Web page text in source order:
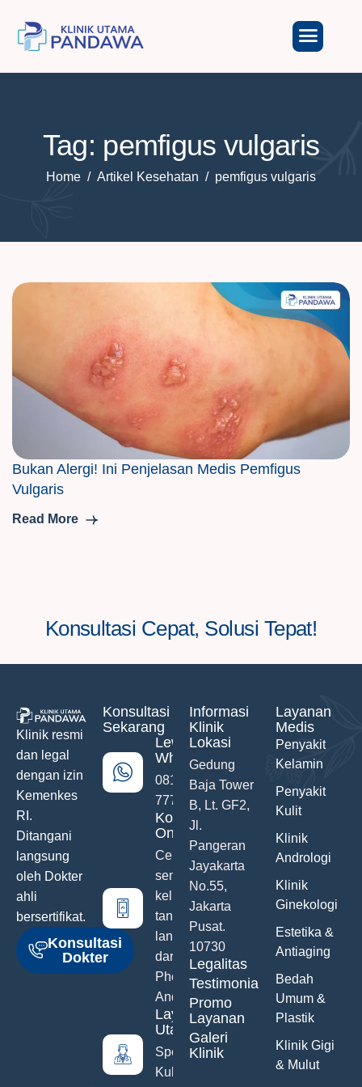
Tag: pemfigus vulgaris
Home Artikel Kesehatan pemfigus vulgaris
Bukan Alergi! Ini Penjelasan Medis Pemfigus
Vulgaris
Read More
Konsultasi Cepat, Solusi Tepat!
Klinik resmi
dan legal
dengan izin
Kemenkes
RI.
Ditangani
langsung
oleh Dokter
ahli
bersertifikat.
Konsultasi
Dokter
Konsultasi
Sekarang
Lewat
WhatsApp
0811-742-
777
Konsultasi
Online
Ceritakan
semua
keluhanmu
tanpa malu
langsung
dari Hand
Phone
Anda
Layanan
Utama
Spesialis
Kulit &
Informasi
Klinik
Lokasi
Gedung
Baja Tower
B, Lt. GF2,
Jl.
Pangeran
Jayakarta
No.55,
Jakarta
Pusat.
10730
Legalitas
Testimonials
Promo
Layanan
Galeri
Klinik
Layanan
Medis
Penyakit
Kelamin
Penyakit
Kulit
Klinik
Andrologi
Klinik
Ginekologi
Estetika &
Antiaging
Bedah
Umum &
Plastik
Klinik Gigi
& Mulut